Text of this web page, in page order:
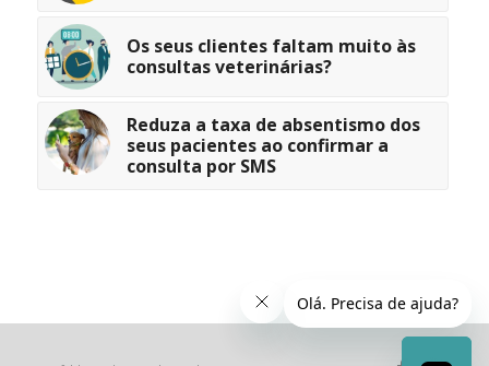
Os seus clientes faltam muito às
consultas veterinárias?
Reduza a taxa de absentismo dos
seus pacientes ao confirmar a
consulta por SMS